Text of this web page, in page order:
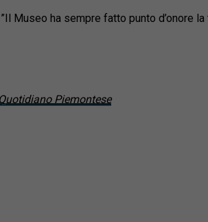
Museo ha sempre fatto punto d’onore
Quotidiano Piemontese